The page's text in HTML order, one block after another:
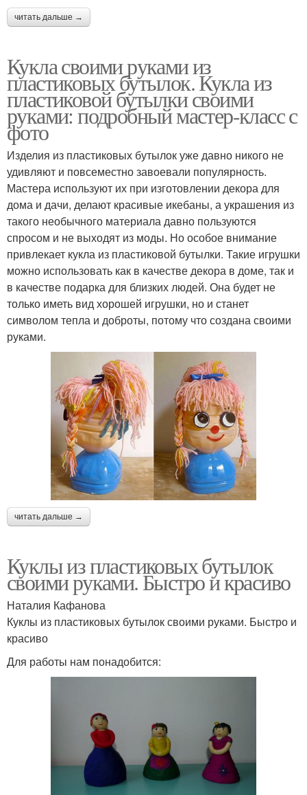
читать дальше →
Кукла своими руками из
пластиковых бутылок. Кукла из
пластиковой бутылки своими
руками: подробный мастер-класс с
фото
Изделия из пластиковых бутылок уже давно никого не
удивляют и повсеместно завоевали популярность.
Мастера используют их при изготовлении декора для
дома и дачи, делают красивые икебаны, а украшения из
такого необычного материала давно пользуются
спросом и не выходят из моды. Но особое внимание
привлекает кукла из пластиковой бутылки. Такие игрушки
можно использовать как в качестве декора в доме, так и
в качестве подарка для близких людей. Она будет не
только иметь вид хорошей игрушки, но и станет
символом тепла и доброты, потому что создана своими
руками.
читать дальше →
Куклы из пластиковых бутылок
своими руками. Быстро и красиво
Наталия Кафанова
Куклы из пластиковых бутылок своими руками. Быстро и
красиво
Для работы нам понадобится: